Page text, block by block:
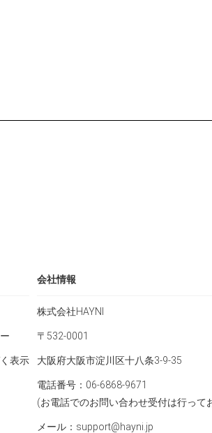
表示
会社情報
株式会社HAYNI
〒532-0001
大阪府大阪市淀川区十八条3-9-35
電話番号：06-6868-9671
(お電話でのお問い合わせ受付は行って
メール：support@hayni.jp